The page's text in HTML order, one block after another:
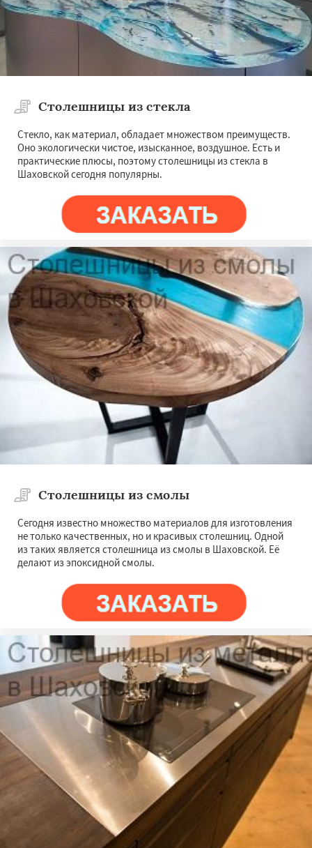
Столешницы из стекла
Стекло, как материал, обладает множеством преимуществ.
Оно экологически чистое, изысканное, воздушное. Есть и
практические плюсы, поэтому столешницы из стекла в
Шаховской сегодня популярны.
Столешницы из смолы
Сегодня известно множество материалов для изготовления
не только качественных, но и красивых столешниц. Одной
из таких является столешница из смолы в Шаховской. Её
делают из эпоксидной смолы.